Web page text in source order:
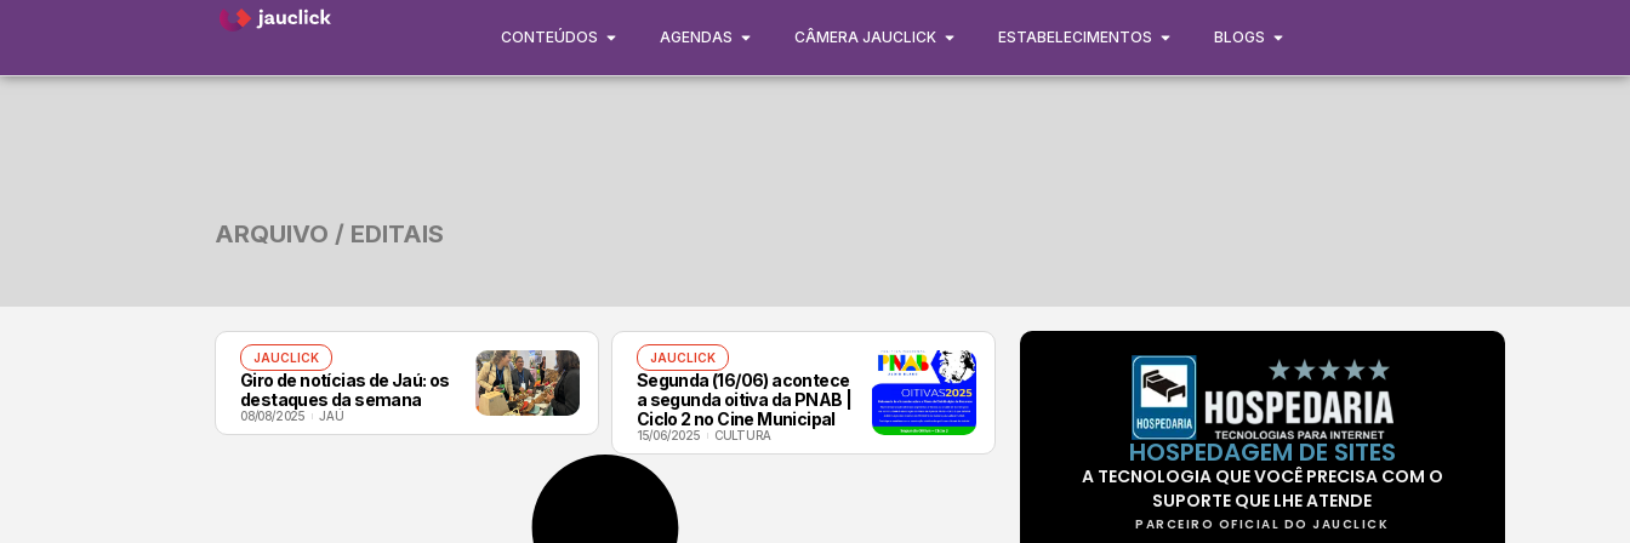
CONTEÚDOS AGENDAS CÂMERA JAUCLICK ESTABELECIMENTOS BLOGS
ARQUIVO / EDITAIS
JAUCLICK
Giro de notícias de Jaú: os
destaques da semana
08/08/2025 JAÚ
JAUCLICK
Segunda (16/06) acontece
a segunda oitiva da PNAB |
Ciclo 2 no Cine Municipal
15/06/2025 CULTURA HOSPEDAGEM DE SITES
A TECNOLOGIA QUE VOCÊ PRECISA COM O
SUPORTE QUE LHE ATENDE
PARCEIRO OFICIAL DO JAUCLICK